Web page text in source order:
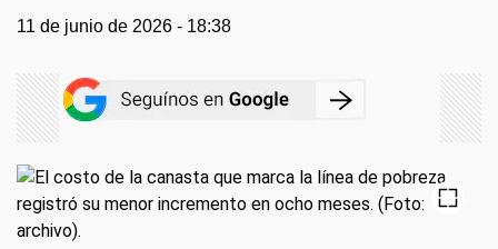
11 de junio de 2026 - 18:38